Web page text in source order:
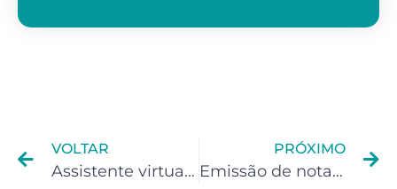
VOLTAR
Assistente virtual precisa abrir empresa?
PRÓXIMO
Emissão de nota fiscal para designer